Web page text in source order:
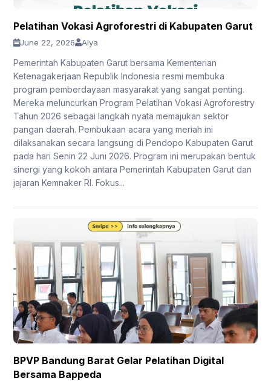
Pelatihan Vokasi Agroforestri di Kabupaten Garut
June 22, 2026 Alya
Pemerintah Kabupaten Garut bersama Kementerian
Ketenagakerjaan Republik Indonesia resmi membuka
program pemberdayaan masyarakat yang sangat penting.
Mereka meluncurkan Program Pelatihan Vokasi Agroforestry
Tahun 2026 sebagai langkah nyata memajukan sektor
pangan daerah. Pembukaan acara yang meriah ini
dilaksanakan secara langsung di Pendopo Kabupaten Garut
pada hari Senin 22 Juni 2026. Program ini merupakan bentuk
sinergi yang kokoh antara Pemerintah Kabupaten Garut dan
jajaran Kemnaker RI. Fokus...
BPVP Bandung Barat Gelar Pelatihan Digital
Bersama Bappeda